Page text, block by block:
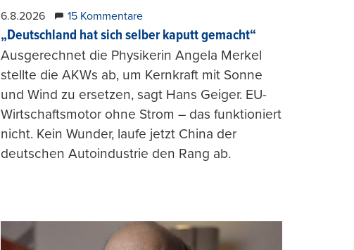
6.8.2026 15 Kommentare
„Deutschland hat sich selber kaputt gemacht“
Ausgerechnet die Physikerin Angela Merkel
stellte die AKWs ab, um Kernkraft mit Sonne
und Wind zu ersetzen, sagt Hans Geiger. EU-
Wirtschaftsmotor ohne Strom – das funktioniert
nicht. Kein Wunder, laufe jetzt China der
deutschen Autoindustrie den Rang ab.